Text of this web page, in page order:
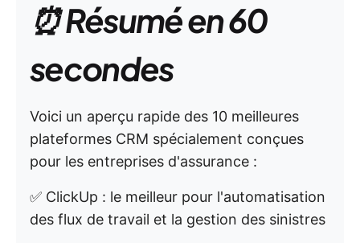
⏰ Résumé en 60
secondes
Voici un aperçu rapide des 10 meilleures
plateformes CRM spécialement conçues
pour les entreprises d'assurance :
✅ ClickUp : le meilleur pour l'automatisation
des flux de travail et la gestion des sinistres